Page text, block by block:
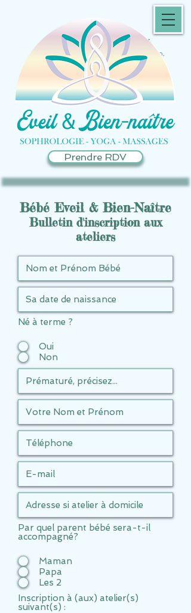
Sophrologue Castanet-Tolosan
Sophrologue Péchabou, Pompertuzat,
Auzeville, Escalquens
Yoga enfants Toulouse, Castanet Tolosan,
Péchabou, Pechbusque
Massage femme enceinte Castanet-Tolosan
Sophrologie enfants, adolescents, adultes
Castanet-Tolosan Massage et yoga bébé
Toulouse
Massages bien-être Castanet-Tolosan
Prendre RDV
Bébé Eveil & Bien-Naître
Bulletin d'inscription aux
ateliers
Né à terme ?
Oui
Non
Par quel parent bébé sera-t-il
accompagné?
Maman
Papa
Les 2
Inscription à (aux) atelier(s)
suivant(s) :